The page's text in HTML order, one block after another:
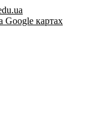
картах